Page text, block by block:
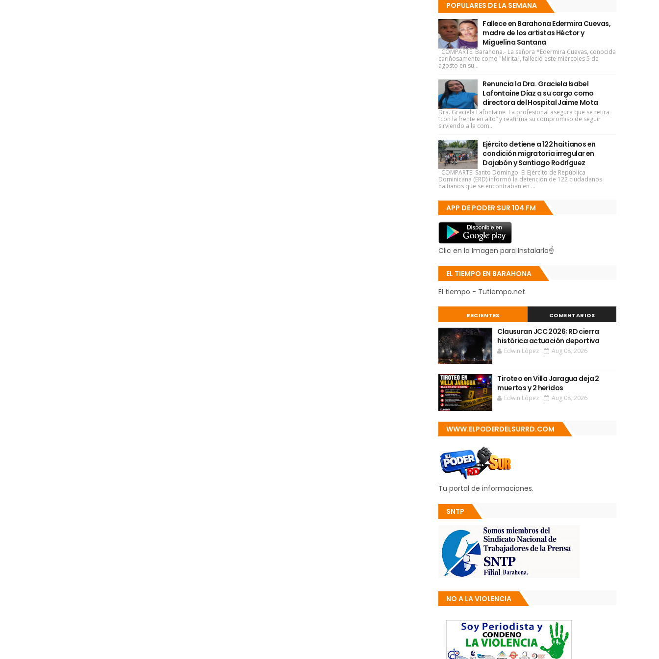
POPULARES DE LA SEMANA
Fallece en Barahona Edermira Cuevas,
madre de los artistas Héctor y
Miguelina Santana
COMPARTE: Barahona.- La señora *Edermira Cuevas, conocida
cariñosamente como "Mirita", falleció este miércoles 5 de
agosto en su...
Renuncia la Dra. Graciela Isabel
Lafontaine Díaz a su cargo como
directora del Hospital Jaime Mota
Dra. Graciela Lafontaine La profesional asegura que se retira
“con la frente en alto” y reafirma su compromiso de seguir
sirviendo a la com...
Ejército detiene a 122 haitianos en
condición migratoria irregular en
Dajabón y Santiago Rodríguez
COMPARTE: Santo Domingo. El Ejército de República
Dominicana (ERD) informó la detención de 122 ciudadanos
haitianos que se encontraban en ...
APP DE PODER SUR 104 FM
Clic en la Imagen para Instalarlo☝
EL TIEMPO EN BARAHONA
El tiempo - Tutiempo.net
RECIENTES COMENTARIOS
Clausuran JCC 2026; RD cierra
histórica actuación deportiva
Edwin López Aug 08, 2026
Tiroteo en Villa Jaragua deja 2
muertos y 2 heridos
Edwin López Aug 08, 2026
WWW.ELPODERDELSURRD.COM
Tu portal de informaciones.
SNTP
NO A LA VIOLENCIA